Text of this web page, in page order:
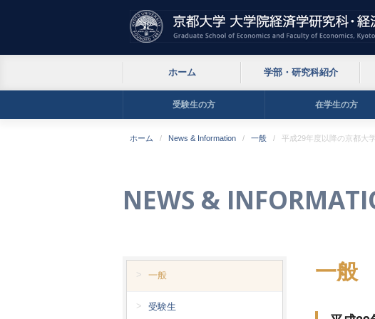
ホーム 学部・研究科紹介
受験生の方 在学生の方
ホーム News & Information 一般 平成29年度以降の京都大
NEWS &
一般
一般
受験生